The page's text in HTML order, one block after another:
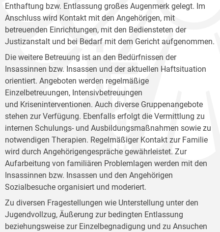
Enthaftung bzw. Entlassung großes Augenmerk gelegt. Im
Anschluss wird Kontakt mit den Angehörigen, mit
betreuenden Einrichtungen, mit den Bediensteten der
Justizanstalt und bei Bedarf mit dem Gericht aufgenommen.
Die weitere Betreuung ist an den Bedürfnissen der
Insassinnen bzw. Insassen und der aktuellen Haftsituation
orientiert. Angeboten werden regelmäßige
Einzelbetreuungen, Intensivbetreuungen
und Kriseninterventionen. Auch diverse Gruppenangebote
stehen zur Verfügung. Ebenfalls erfolgt die Vermittlung zu
internen Schulungs- und Ausbildungsmaßnahmen sowie zu
notwendigen Therapien. Regelmäßiger Kontakt zur Familie
wird durch Angehörigengespräche gewährleistet. Zur
Aufarbeitung von familiären Problemlagen werden mit den
Insassinnen bzw. Insassen und den Angehörigen
Sozialbesuche organisiert und moderiert.
Zu diversen Fragestellungen wie Unterstellung unter den
Jugendvollzug, Äußerung zur bedingten Entlassung
beziehungsweise zur Einzelbegnadigung und zu Ansuchen